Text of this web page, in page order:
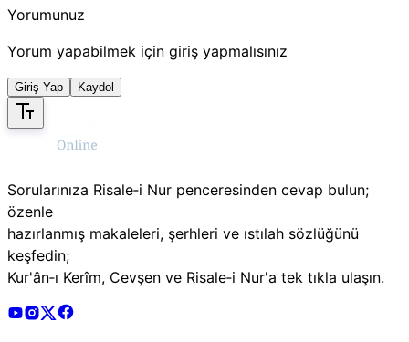
Yorumunuz
Yorum yapabilmek için giriş yapmalısınız
Giriş Yap Kaydol
Sorularınıza Risale‑i Nur penceresinden cevap bulun;
özenle
hazırlanmış makaleleri, şerhleri ve ıstılah sözlüğünü
keşfedin;
Kur'ân‑ı Kerîm, Cevşen ve Risale‑i Nur'a tek tıkla ulaşın.
Risale Online Youtube Hesabı
Risale Online Instagram Hesabı
Risale Online X Hesabı